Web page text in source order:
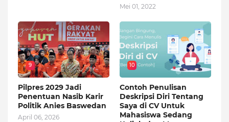
Mei 01, 2022
9
Pilpres 2029 Jadi
Penentuan Nasib Karir
Politik Anies Baswedan
April 06, 2026
10
Contoh Penulisan
Deskripsi Diri Tentang
Saya di CV Untuk
Mahasiswa Sedang